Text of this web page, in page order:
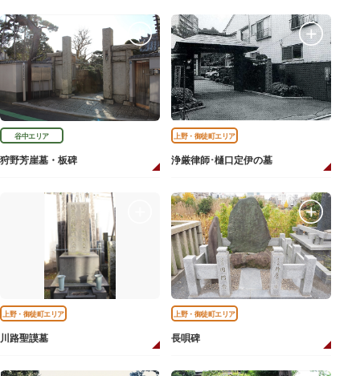
谷中エリア
狩野芳崖墓・板碑
上野・御徒町エリア
浄厳律師･樋口定伊の墓
上野・御徒町エリア
川路聖謨墓
上野・御徒町エリア
長唄碑